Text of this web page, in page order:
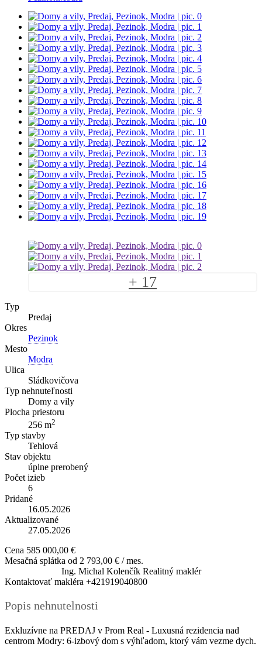
+ 17
Typ
Predaj
Okres
Pezinok
Mesto
Modra
Ulica
Sládkovičova
Typ nehnuteľnosti
Domy a vily
Plocha priestoru
256 m2
Typ stavby
Tehlová
Stav objektu
úplne prerobený
Počet izieb
6
Pridané
16.05.2026
Aktualizované
27.05.2026
Cena 585 000,00 €
Mesačná splátka od 2 793,00 € / mes.
Ing. Michal Kolenčík Realitný maklér
Kontaktovať makléra +421919040800
Popis nehnutelnosti
Exkluzívne na PREDAJ v Prom Real - Luxusná rezidencia nad
centrom Modry: 6-izbový dom s výhľadom, ktorý vám vezme dych.